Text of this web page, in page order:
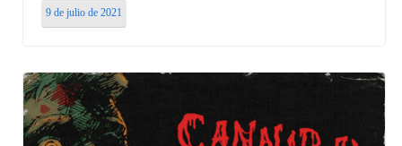
9 de julio de 2021